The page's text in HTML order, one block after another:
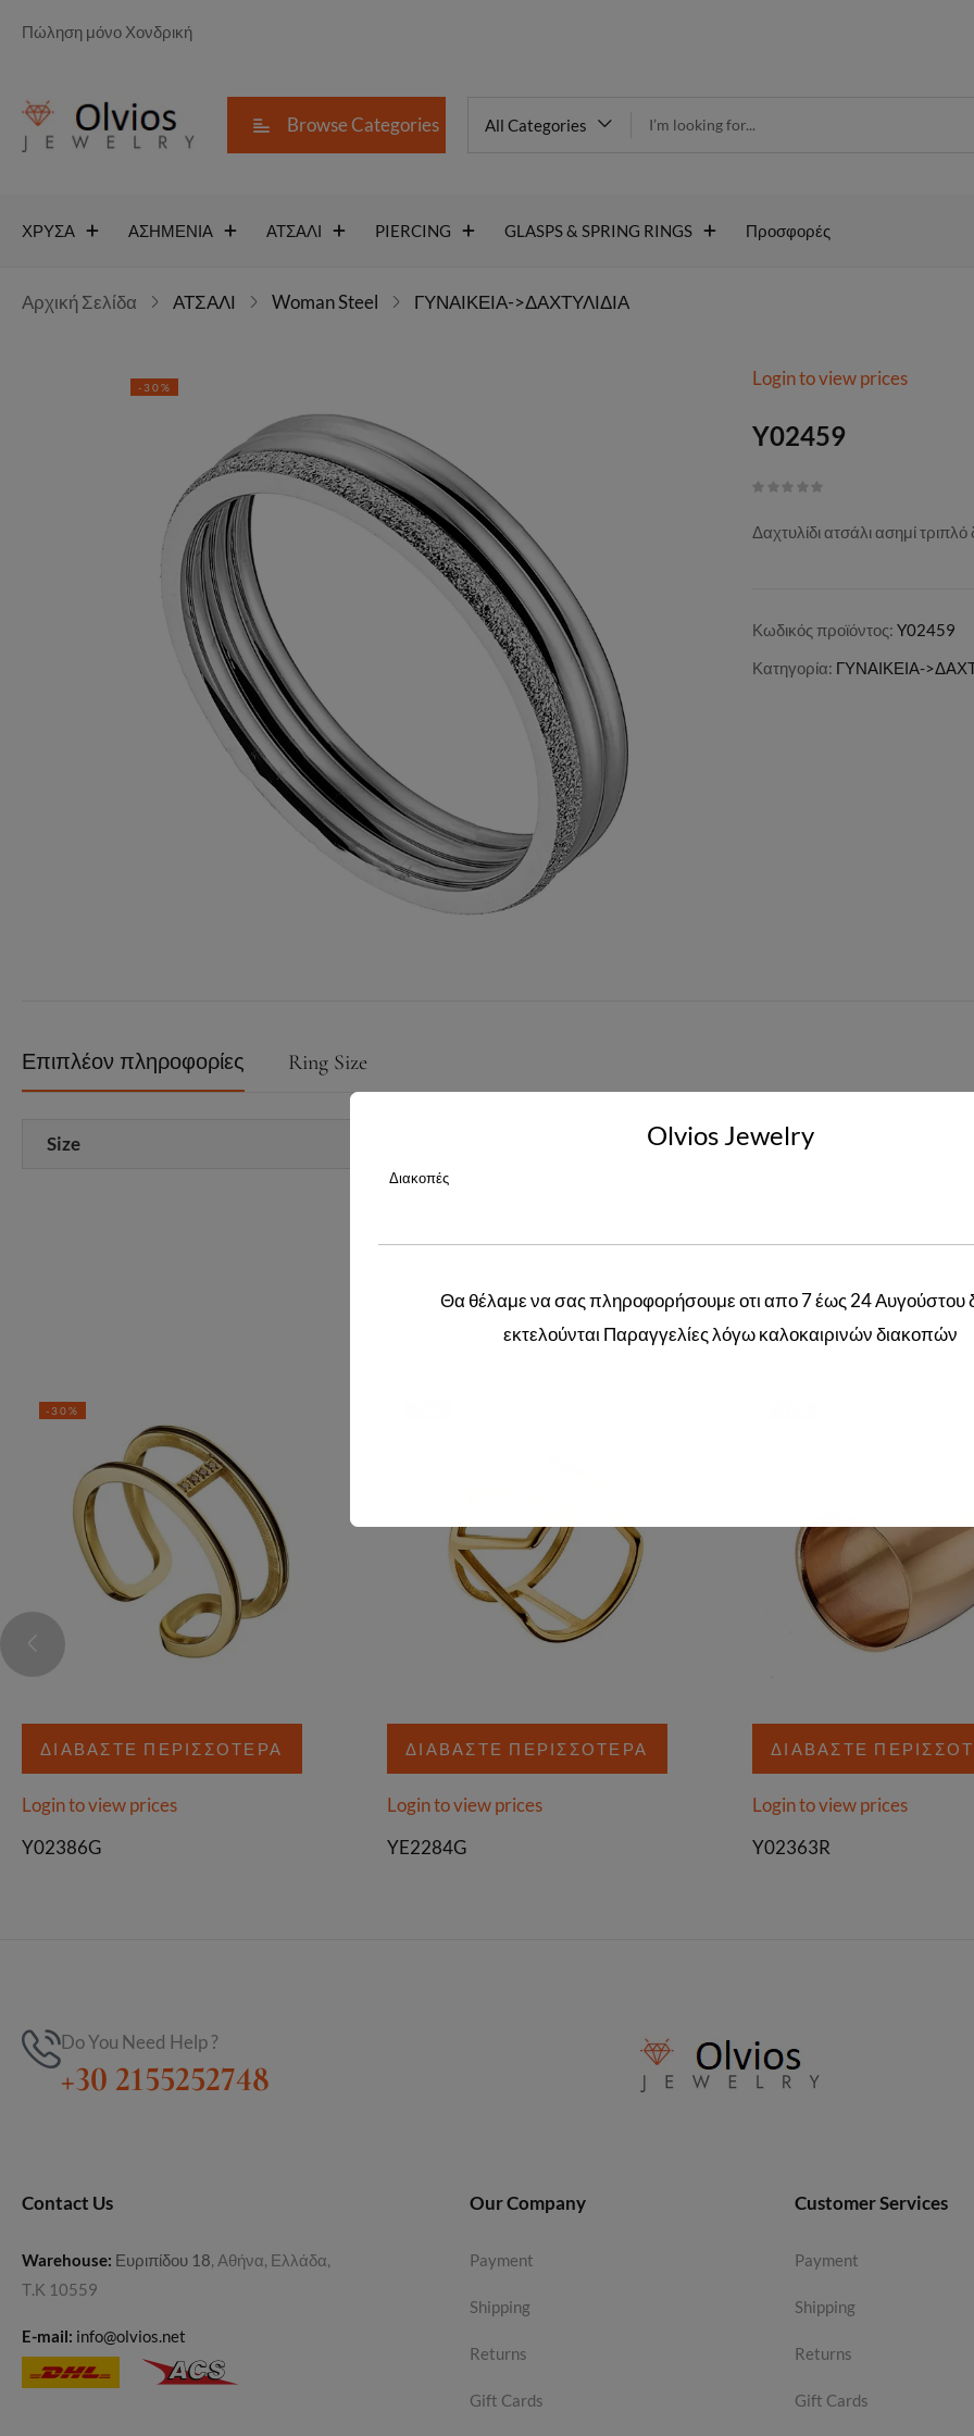
Πώληση μόνο Χονδρική
Browse Categories All Categories
ΧΡΥΣΑ ΑΣΗΜΕΝΙΑ ΑΤΣΑΛΙ PIERCING GLASPS & SPRING RINGS Προσφορές
Αρχική Σελίδα ΑΤΣΑΛΙ Woman Steel ΓΥΝΑΙΚΕΙΑ->ΔΑΧΤΥΛΙΔΙΑ
Y02459
-30% Login to view prices
Y02459
Δαχτυλίδι ατσάλι ασημί
Κωδικός προϊόντος: Y02459
Κατηγορία: ΓΥΝΑΙΚΕΙΑ-
Επιπλέον πληροφορίες Ring Size
Size 52,60
Related products
-30%
ΔΙΑΒΆΣΤΕ ΠΕΡΙΣΣΌΤΕΡΑ
Login to view prices
Y02386G
ΔΙΑΒΆΣΤΕ ΠΕΡΙΣΣΌΤΕΡΑ
Login to view prices
YE2284G
ΔΙΑΒΆΣΤΕ
Login to view prices
Y02363R
Do You Need Help ?
+30 2155252748
Contact Us
Warehouse: Ευριπίδου 18, Αθήνα, Ελλάδα,
Τ.Κ 10559
E-mail: info@olvios.net
Our Company
Payment
Shipping
Returns
Gift Cards
Customer Services
Payment
Shipping
Returns
Gift Cards
Olvios Jewelry
Διακοπές
Θα θέλαμε να σας πληροφορήσουμε οτι απο 7 έως 24 Αυγούστου
εκτελούνται Παραγγελίες λόγω καλοκαιρινών διακοπών